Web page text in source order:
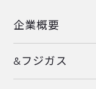
企業概要
&フジガス